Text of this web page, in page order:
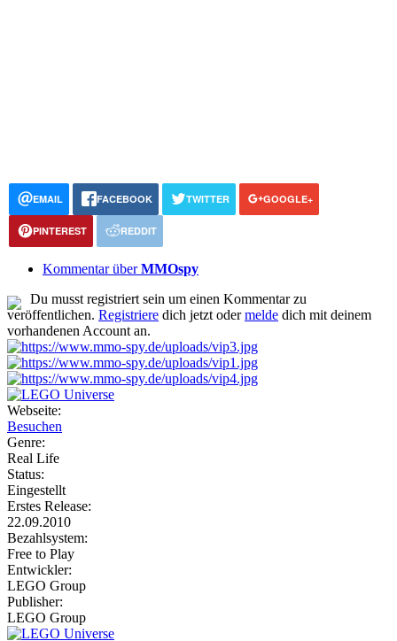
EMAIL FACEBOOK TWITTER GOOGLE+
PINTEREST REDDIT
Kommentar überMMOspy
Du musst registriert sein um einen Kommentar zu
veröffentlichen. Registriere dich jetzt odermelde dich mit deinem
vorhandenen Account an.
Webseite:
Besuchen
Genre:
Real Life
Status:
Eingestellt
Erstes Release:
22.09.2010
Bezahlsystem:
Free to Play
Entwickler:
LEGO Group
Publisher:
LEGO Group